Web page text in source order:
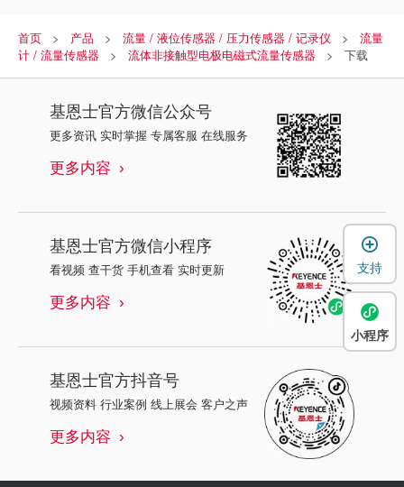
首页 产品 流量 / 液位传感器 / 压力传感器 / 记录仪
流量
计 / 流量传感器
流体非接触型电极电磁式流量传感器 下载
基恩士官方微信公众号
更多资讯 实时掌握 专属客服 在线服务
更多内容
基恩士官方微信小程序
看视频 查干货 手机查看 实时更新
更多内容
基恩士官方抖音号
视频资料 行业案例 线上展会 客户之声
更多内容
支持
小程序